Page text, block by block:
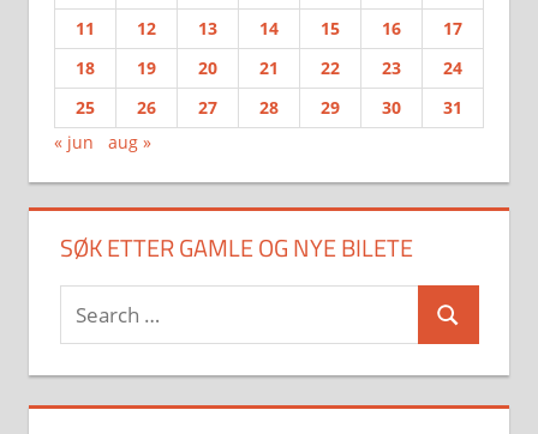
11
12 13 14 15 16
17
18
19 20 21 22 23
24
25
26 27 28 29 30
31
« jun
aug »
SØK ETTER GAMLE OG NYE BILETE
Search
for:
Search